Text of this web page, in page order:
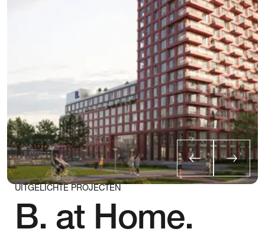
UITGELICHTE PROJECTEN
Max & Moore.
KAAP.
SPOT.
B. at Home.